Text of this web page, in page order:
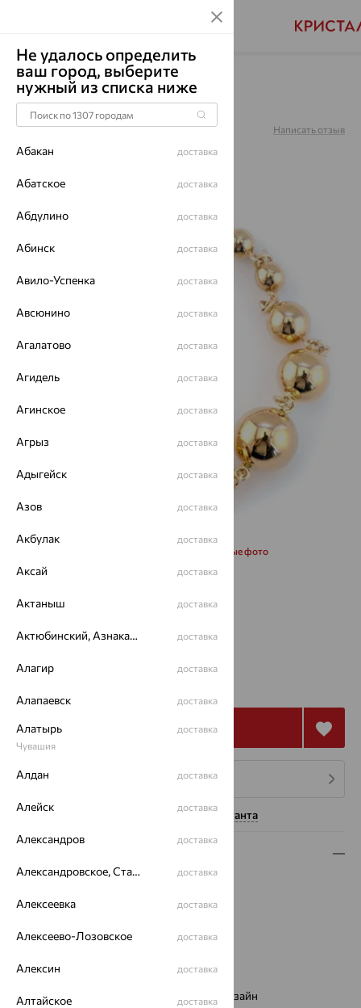
Главная Каталог Браслеты декоративные
Браслет, золото, 77021
Артикул:77021 Написать отзыв
Запросить дополнительные фото
123 322
Купить
4 платежа по 30 831₽
Нужна помощь консультанта
Вес:12.85
Цвет металла:Красный
Страна происхождения:
РОССИЯ
Виды дизайна браслетов:
Европейский дизайн
Не удалось определить
ваш город, выберите
нужный из списка ниже
Абакан доставка
Абатское доставка
Абдулино доставка
Абинск доставка
Авило-Успенка доставка
Авсюнино доставка
Агалатово доставка
Агидель доставка
Агинское доставка
Агрыз доставка
Адыгейск доставка
Азов доставка
Акбулак доставка
Аксай доставка
Актаныш доставка
Актюбинский, Азнакаевский район доставка
Алагир доставка
Алапаевск доставка
Алатырь
Чувашия
доставка
Алдан доставка
Алейск доставка
Александров доставка
Александровское, Ставропольский край доставка
Алексеевка доставка
Алексеево-Лозовское доставка
Алексин доставка
Алтайское доставка